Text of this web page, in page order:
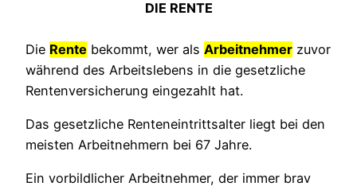
DIE RENTE
Die Rente bekommt, wer als Arbeitnehmer zuvor
während des Arbeitslebens in die gesetzliche
Rentenversicherung eingezahlt hat.
Das gesetzliche Renteneintrittsalter liegt bei den
meisten Arbeitnehmern bei 67 Jahre.
Ein vorbildlicher Arbeitnehmer, der immer brav